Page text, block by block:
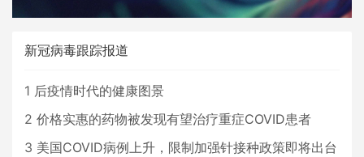
新冠病毒跟踪报道
1 后疫情时代的健康图景
2 价格实惠的药物被发现有望治疗重症COVID患者
3 美国COVID病例上升，限制加强针接种政策即将出台